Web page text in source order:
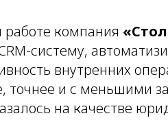
компания
систему,
внутренних
точнее и с меньшими
на качестве